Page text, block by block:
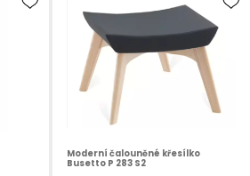
Moderní čalouněné křesílko
Busetto P 283 S2